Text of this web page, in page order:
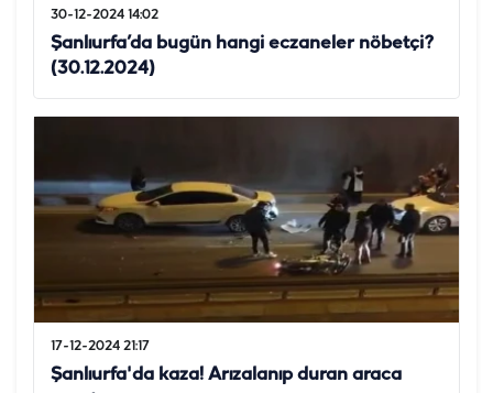
30-12-2024 14:02
Şanlıurfa’da bugün hangi eczaneler nöbetçi?
(30.12.2024)
17-12-2024 21:17
Şanlıurfa'da kaza! Arızalanıp duran araca